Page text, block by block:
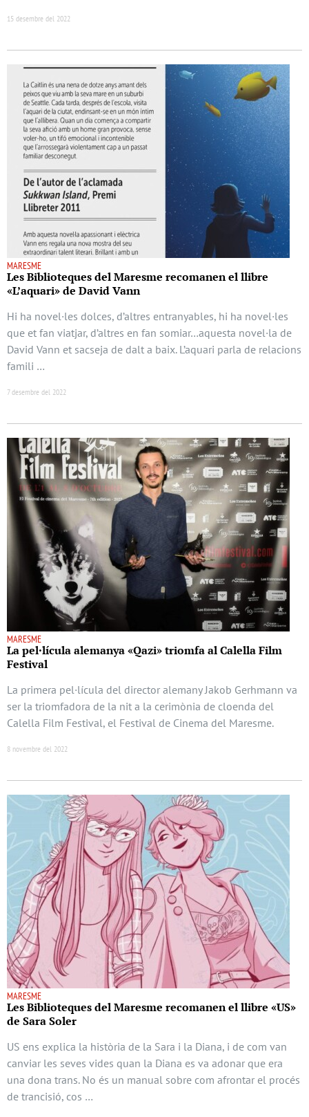
15 desembre del 2022
MARESME
Les Biblioteques del Maresme recomanen el llibre
«L’aquari» de David Vann
Hi ha novel·les dolces, d’altres entranyables, hi ha novel·les
que et fan viatjar, d’altres en fan somiar…aquesta novel·la de
David Vann et sacseja de dalt a baix. L’aquari parla de relacions
famili …
7 desembre del 2022
MARESME
La pel·lícula alemanya «Qazi» triomfa al Calella Film
Festival
La primera pel·lícula del director alemany Jakob Gerhmann va
ser la triomfadora de la nit a la cerimònia de cloenda del
Calella Film Festival, el Festival de Cinema del Maresme.
8 novembre del 2022
MARESME
Les Biblioteques del Maresme recomanen el llibre «US»
de Sara Soler
US ens explica la història de la Sara i la Diana, i de com van
canviar les seves vides quan la Diana es va adonar que era
una dona trans. No és un manual sobre com afrontar el procés
de trancisió, cos …